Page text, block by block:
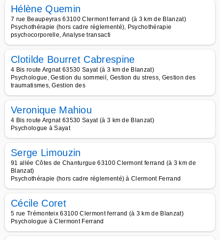
Hélène Quemin
7 rue Beaupeyras 63100 Clermont ferrand (à 3 km de Blanzat)
Psychothérapie (hors cadre réglementé), Psychothérapie
psychocorporelle, Analyse transacti
Clotilde Bourret Cabrespine
4 Bis route Argnat 63530 Sayat (à 3 km de Blanzat)
Psychologue, Gestion du sommeil, Gestion du stress, Gestion des
traumatismes, Gestion des
Veronique Mahiou
4 Bis route Argnat 63530 Sayat (à 3 km de Blanzat)
Psychologue à Sayat
Serge Limouzin
91 allée Côtes de Chanturgue 63100 Clermont ferrand (à 3 km de
Blanzat)
Psychothérapie (hors cadre réglementé) à Clermont Ferrand
Cécile Coret
5 rue Trémonteix 63100 Clermont ferrand (à 3 km de Blanzat)
Psychologue à Clermont Ferrand